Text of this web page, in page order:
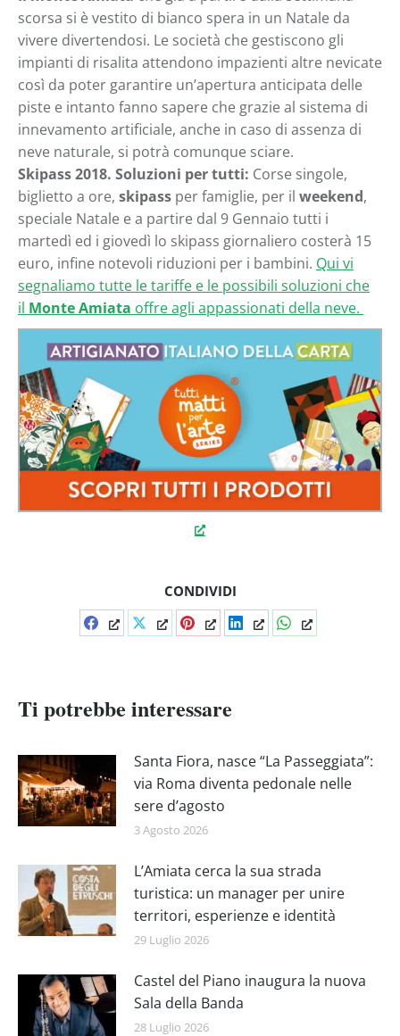
scorsa si è vestito di bianco spera in un Natale da
vivere divertendosi. Le società che gestiscono gli
impianti di risalita attendono impazienti altre nevicate
così da poter garantire un’apertura anticipata delle
piste e intanto fanno sapere che grazie al sistema di
innevamento artificiale, anche in caso di assenza di
neve naturale, si potrà comunque sciare.
Skipass 2018. Soluzioni per tutti: Corse singole,
biglietto a ore, skipass per famiglie, per il weekend,
speciale Natale e a partire dal 9 Gennaio tutti i
martedì ed i giovedì lo skipass giornaliero costerà 15
euro, infine notevoli riduzioni per i bambini. Qui vi
segnaliamo tutte le tariffe e le possibili soluzioni che
il Monte Amiata offre agli appassionati della neve.
CONDIVIDI
CondividiCondividiCondividiCondividiCondividi
Ti potrebbe interessare
Santa Fiora, nasce “La Passeggiata”:
via Roma diventa pedonale nelle
sere d’agosto
3 Agosto 2026
L’Amiata cerca la sua strada
turistica: un manager per unire
territori, esperienze e identità
29 Luglio 2026
Castel del Piano inaugura la nuova
Sala della Banda
28 Luglio 2026